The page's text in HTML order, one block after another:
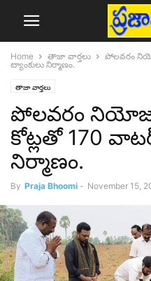
Home తాజా వార్తలు
పోలవరం
ట్యాంకులు నిర్మాణం.
తాజా వార్తలు
పోలవరం
కోట్లతో 170
నిర్మాణం.
By Praja Bhoomi - November 15,